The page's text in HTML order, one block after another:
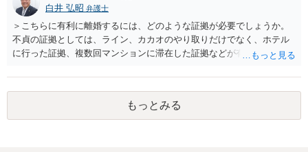
白井 弘昭 弁護士
＞こちらに有利に離婚するには、どのような証拠が必要でしょうか。
不貞の証拠としては、ライン、カカオのやり取りだけでなく、ホテル
に行った証拠、複数回マンションに滞在した証拠などが有効です。 不
婚する、慰謝料をとるなど）ことができると思われます。 ただし、不
貞発覚後、長期間同居を続けると、不貞を許したとの評価につながる
場合がありますので、ご注意ください。 以上、ご参考まで。
もっとみる